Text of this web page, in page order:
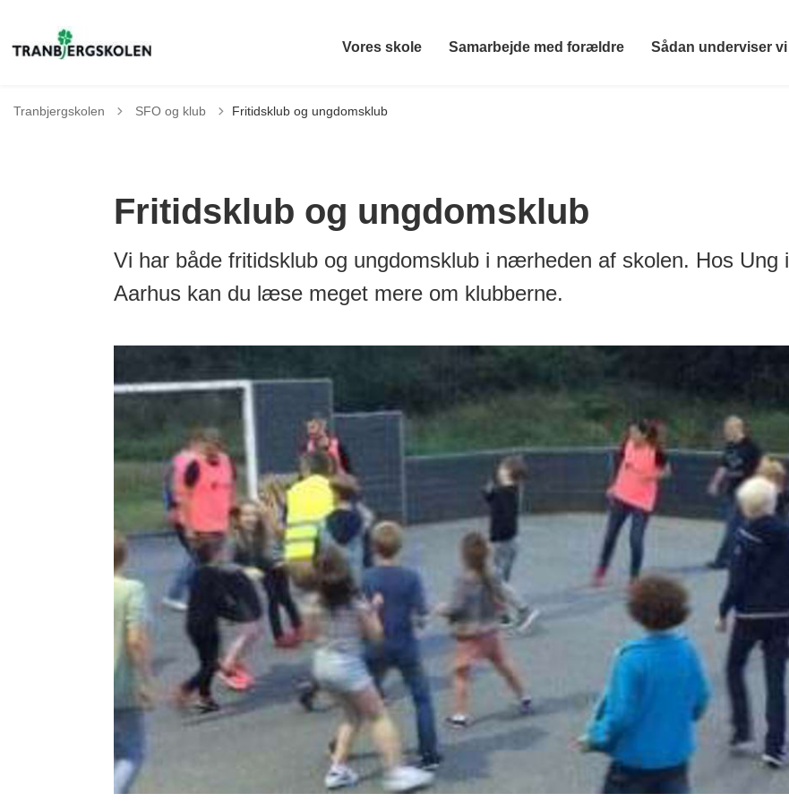
Vores skole Samarbejde med forældre Sådan underviser vi
Tranbjergskolen Tilbage til
SFO og klub Fritidsklub og ungdomsklub
Fritidsklub og ungdomsklub
Vi har både fritidsklub og ungdomsklub i nærheden af skolen. Hos Ung i
Aarhus kan du læse meget mere om klubberne.